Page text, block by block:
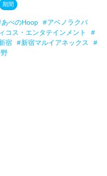
期間
あべのHoop
アベノラクバ
コス・エンタテインメント
宿
新宿マルイアネックス
野